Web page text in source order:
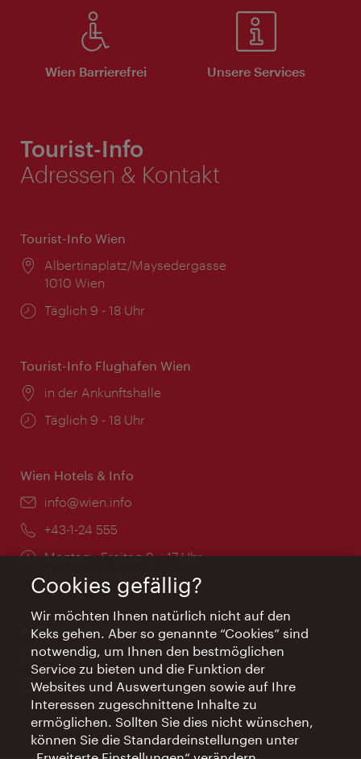
Wien Barrierefrei Unsere Services
Tourist-Info
Adressen & Kontakt
Tourist-Info Wien
Ort:
Albertinaplatz/Maysedergasse
1010 Wien
Öffnungszeiten:
Täglich 9 - 18 Uhr
Tourist-Info Flughafen Wien
Ort:
in der Ankunftshalle
Öffnungszeiten:
Täglich 9 - 18 Uhr
Wien Hotels & Info
Email:
info@wien.info
Telefon:
+43-1-24 555
Öffnungszeiten:
Montag - Freitag 9 – 17 Uhr
Feiertags geschlossen
AI Concierge Wien
Ort:
concierge.wien.info
Öffnungszeiten:
Informationen rund um die Uhr
Cookies gefällig?
Wir möchten Ihnen natürlich nicht auf den
Keks gehen. Aber so genannte “Cookies” sind
notwendig, um Ihnen den bestmöglichen
Service zu bieten und die Funktion der
Websites und Auswertungen sowie auf Ihre
Interessen zugeschnittene Inhalte zu
ermöglichen. Sollten Sie dies nicht wünschen,
können Sie die Standardeinstellungen unter